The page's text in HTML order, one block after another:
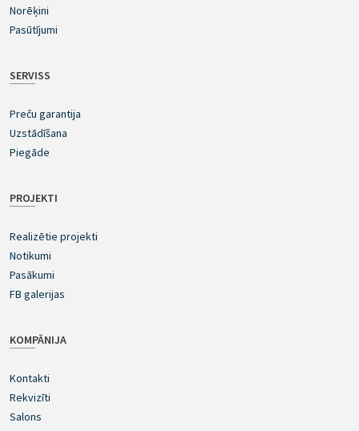
Norēķini
Pasūtījumi
SERVISS
Preču garantija
Uzstādīšana
Piegāde
PROJEKTI
Realizētie projekti
Notikumi
Pasākumi
FB galerijas
KOMPĀNIJA
Kontakti
Rekvizīti
Salons